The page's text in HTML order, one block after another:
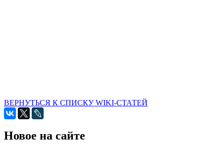
ВЕРНУТЬСЯ К СПИСКУ WIKI-СТАТЕЙ
Новое на сайте